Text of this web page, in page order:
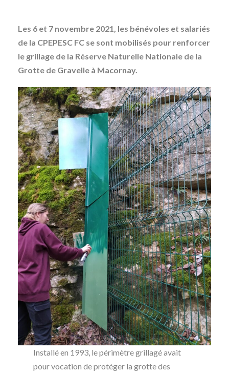
Les 6 et 7 novembre 2021, les bénévoles et salariés
de la CPEPESC FC se sont mobilisés pour renforcer
le grillage de la Réserve Naturelle Nationale de la
Grotte de Gravelle à Macornay.
Installé en 1993, le périmètre grillagé avait
pour vocation de protéger la grotte des